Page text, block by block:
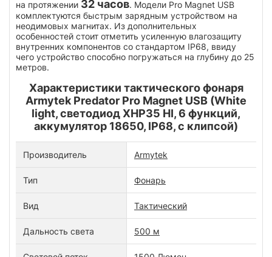
на протяжении 32 часов. Модели Pro Magnet USB
комплектуются быстрым зарядным устройством на
неодимовых магнитах. Из дополнительных
особенностей стоит отметить усиленную влагозащиту
внутренних компонентов со стандартом IP68, ввиду
чего устройство способно погружаться на глубину до 25
метров.
Характеристики тактического фонаря
Armytek Predator Pro Magnet USB (White
light, светодиод XHP35 HI, 6 функций,
аккумулятор 18650, IP68, с клипсой)
Производитель Armytek
Тип Фонарь
Вид Тактический
Дальность света 500 м